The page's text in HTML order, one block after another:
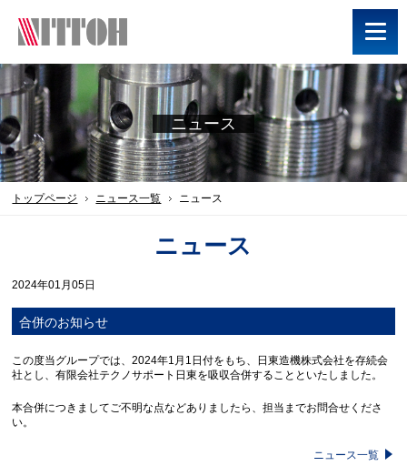
ニュース
トップページ ニュース一覧 ニュース
ニュース
2024年01月05日
合併のお知らせ
この度当グループでは、2024年1月1日付をもち、日東造機株式会社を存続会
社とし、有限会社テクノサポート日東を吸収合併することといたしました。
本合併につきましてご不明な点などありましたら、担当までお問合せくださ
い。
ニュース一覧